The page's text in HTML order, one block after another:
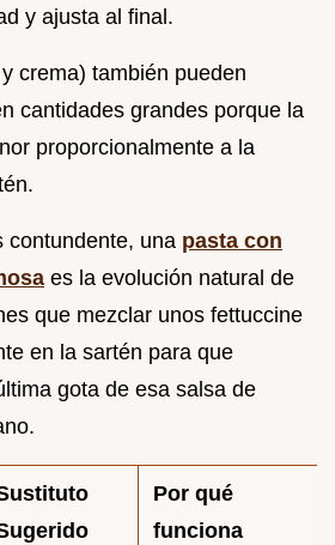
y ajusta al final.
crema) también pueden
cantidades grandes porque la
proporcionalmente a la
contundente, una pasta con
es la evolución natural de
que mezclar unos fettuccine
en la sartén para que
gota de esa salsa de
Por qué
funciona